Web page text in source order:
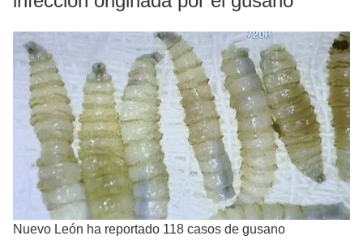
Nuevo León ha reportado 118 casos de gusano